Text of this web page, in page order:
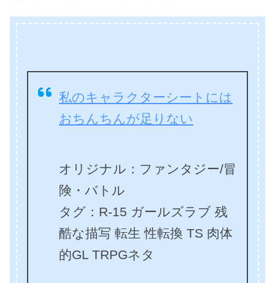
私のキャラクターシートには
おちんちんが足りない
オリジナル：ファンタジー/冒
険・バトル
タグ：R-15 ガールズラブ 残
酷な描写 転生 性転換 TS 肉体
的GL TRPGネタ